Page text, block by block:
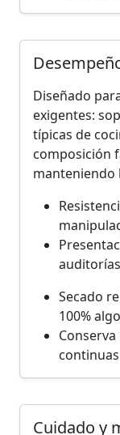
Diseñado
exigentes:
típicas de
composición
manteniendo
Secado
100%
Cuidado y